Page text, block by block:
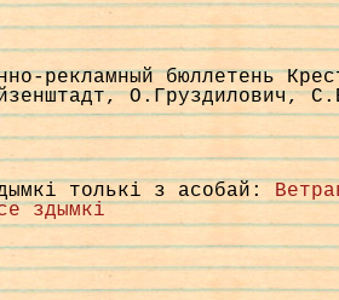
рекламный бюллетень
О.Груздилович,
толькі з асобай:
здымкі